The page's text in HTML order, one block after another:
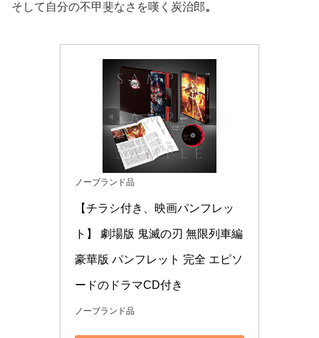
そして自分の不甲斐なさを嘆く炭治郎。
ノーブランド品
【チラシ付き、映画パンフレッ
ト】 劇場版 鬼滅の刃 無限列車編
豪華版 パンフレット 完全 エピソ
ードのドラマCD付き
ノーブランド品